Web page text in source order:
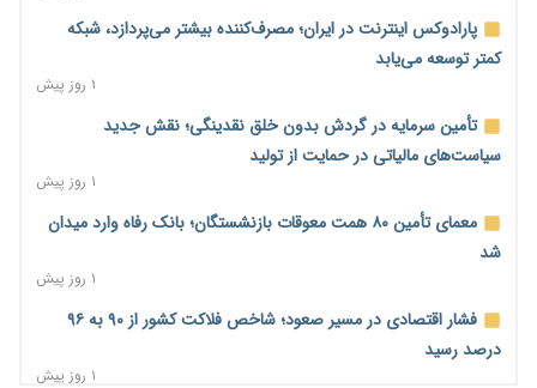
پارادوکس اینترنت در ایران؛ مصرف‌کننده بیشتر می‌پردازد، شبکه
کمتر توسعه می‌یابد
۱ روز پیش
تأمین سرمایه در گردش بدون خلق نقدینگی؛ نقش جدید
سیاست‌های مالیاتی در حمایت از تولید
۱ روز پیش
معمای تأمین ۸۰ همت معوقات بازنشستگان؛ بانک رفاه وارد میدان
شد
۱ روز پیش
فشار اقتصادی در مسیر صعود؛ شاخص فلاکت کشور از ۹۰ به ۹۶
درصد رسید
۱ روز پیش